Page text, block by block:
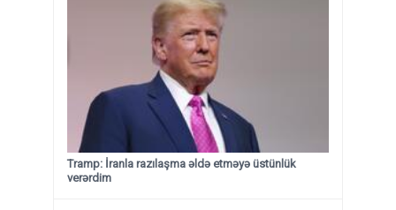
Tramp: İranla razılaşma əldə etməyə üstünlük
verərdim